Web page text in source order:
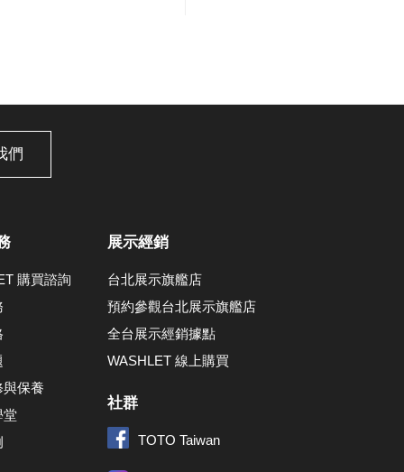
們
購買諮詢
保養
堂
展示經銷
台北展示旗艦店
預約參觀台北展示旗艦店
全台展示經銷據點
WASHLET 線上購買
社群
TOTO Taiwan